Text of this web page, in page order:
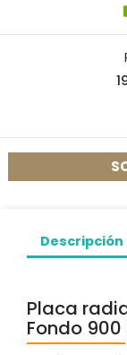
Descripción
Placa
Fondo 900